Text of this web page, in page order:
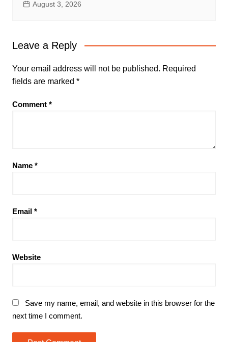
August 3, 2026
Leave a Reply
Your email address will not be published. Required
fields are marked *
Comment *
Name *
Email *
Website
Save my name, email, and website in this browser for the
next time I comment.